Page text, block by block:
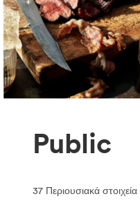
Public
37 Περιουσιακά στοιχεία